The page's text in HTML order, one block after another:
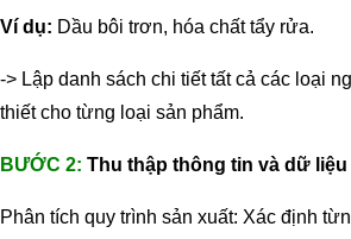
Ví dụ: Dầu bôi trơn, hóa chất tẩy rửa.
-> Lập danh sách chi tiết tất cả các loại
thiết cho từng loại sản phẩm.
BƯỚC 2: Thu thập thông tin và dữ
Phân tích quy trình sản xuất: Xác định